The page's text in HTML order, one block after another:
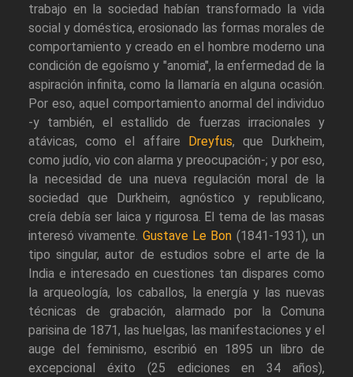
trabajo en la sociedad habían transformado la vida
social y doméstica, erosionado las formas morales de
comportamiento y creado en el hombre moderno una
condición de egoísmo y "anomia", la enfermedad de la
aspiración infinita, como la llamaría en alguna ocasión.
Por eso, aquel comportamiento anormal del individuo
-y también, el estallido de fuerzas irracionales y
atávicas, como el affaire
Dreyfus, que Durkheim,
como judío, vio con alarma y preocupación-; y por eso,
la necesidad de una nueva regulación moral de la
sociedad que Durkheim, agnóstico y republicano,
creía debía ser laica y rigurosa. El tema de las masas
interesó vivamente. Gustave Le Bon (1841-1931), un
tipo singular, autor de estudios sobre el arte de la
India e interesado en cuestiones tan dispares como
la arqueología, los caballos, la energía y las nuevas
técnicas de grabación, alarmado por la Comuna
parisina de 1871, las huelgas, las manifestaciones y el
auge del feminismo, escribió en 1895 un libro de
excepcional éxito (25 ediciones en 34 años),